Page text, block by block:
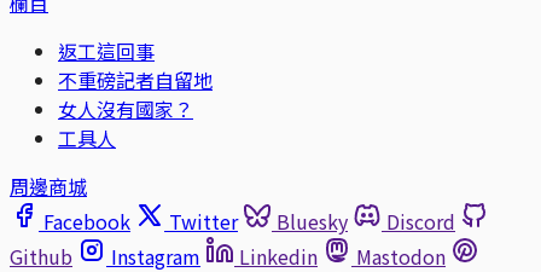
返工這回事
不重磅記者自留地
女人沒有國家？
工具人
周邊商城
Facebook
Twitter Bluesky
Discord
Github
Instagram Linkedin
Mastodon